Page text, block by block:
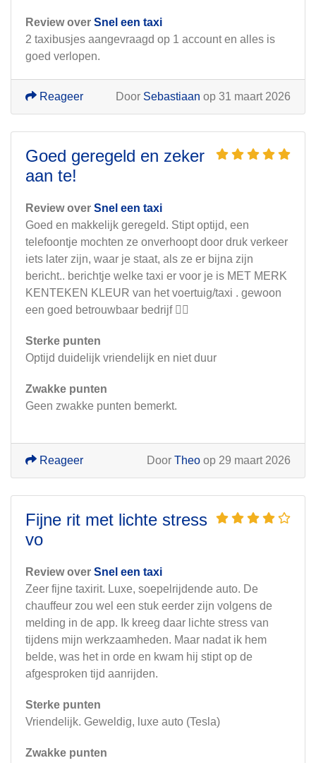
Review over Snel een taxi
2 taxibusjes aangevraagd op 1 account en alles is
goed verlopen.
Door Sebastiaan op 31 maart 2026
Reageer
Goed geregeld en zeker
aan te!
Review over Snel een taxi
Goed en makkelijk geregeld. Stipt optijd, een
telefoontje mochten ze onverhoopt door druk verkeer
iets later zijn, waar je staat, als ze er bijna zijn
bericht.. berichtje welke taxi er voor je is MET MERK
KENTEKEN KLEUR van het voertuig/taxi . gewoon
een goed betrouwbaar bedrijf 👌🏻
Sterke punten
Optijd duidelijk vriendelijk en niet duur
Zwakke punten
Geen zwakke punten bemerkt.
Door Theo op 29 maart 2026
Reageer
Fijne rit met lichte stress
vo
Review over Snel een taxi
Zeer fijne taxirit. Luxe, soepelrijdende auto. De
chauffeur zou wel een stuk eerder zijn volgens de
melding in de app. Ik kreeg daar lichte stress van
tijdens mijn werkzaamheden. Maar nadat ik hem
belde, was het in orde en kwam hij stipt op de
afgesproken tijd aanrijden.
Sterke punten
Vriendelijk. Geweldig, luxe auto (Tesla)
Zwakke punten